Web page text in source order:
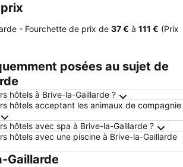
- Fourchette de prix de ‎37 € à ‎111 € (Prix
posées au sujet de
hôtels à Brive-la-Gaillarde ?
hôtels acceptant les animaux de compagnie
hôtels avec spa à Brive-la-Gaillarde ?
hôtels avec une piscine à Brive-la-Gaillarde
Gaillarde